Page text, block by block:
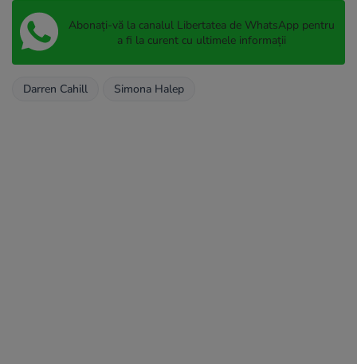
Abonați-vă la canalul Libertatea de WhatsApp pentru
a fi la curent cu ultimele informații
Darren Cahill Simona Halep